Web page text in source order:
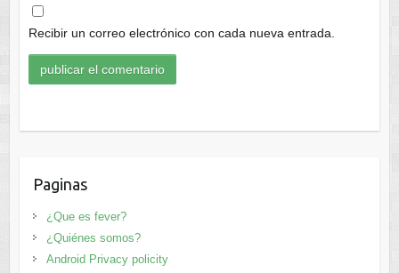
Recibir un correo electrónico con cada nueva entrada.
Paginas
¿Que es fever?
¿Quiénes somos?
Android Privacy policity